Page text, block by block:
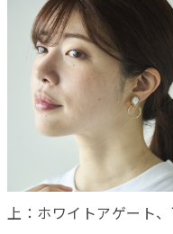
上：ホワイトアゲート